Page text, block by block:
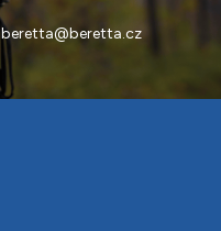
beretta@beretta.cz